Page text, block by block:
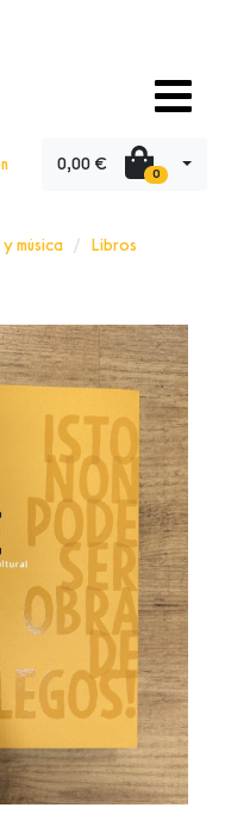
0,00 € 0
música
Libros